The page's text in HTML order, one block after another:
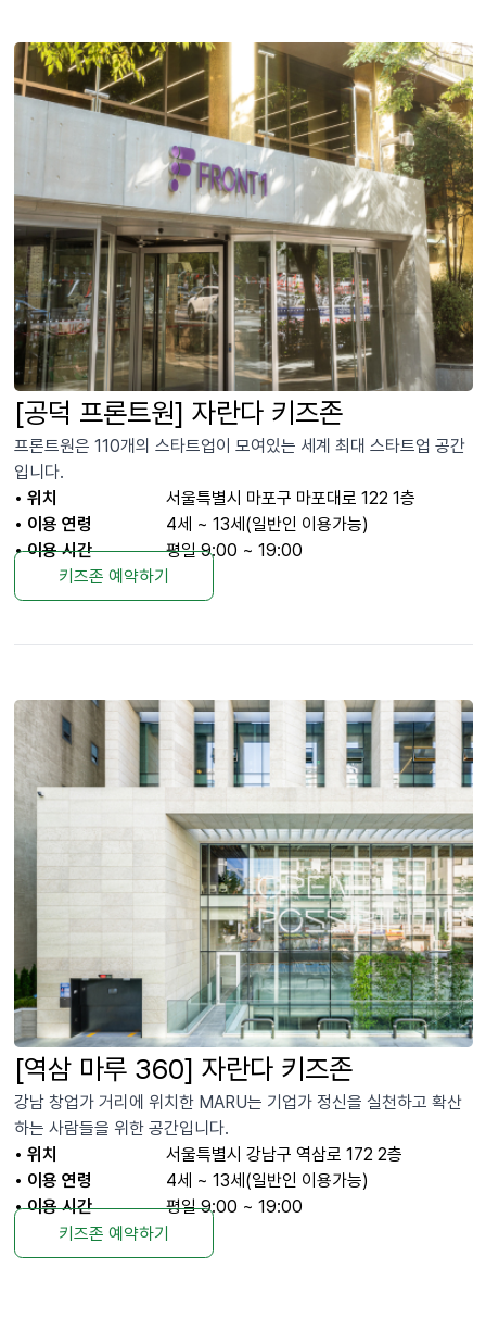
[공덕 프론트원] 자란다 키즈존
프론트원은 110개의 스타트업이 모여있는 세계 최대 스타트업 공간
입니다.
• 위치
서울특별시 마포구 마포대로 122 1층
• 이용 연령
4세 ~ 13세(일반인 이용가능)
• 이용 시간
평일 9:00 ~ 19:00
키즈존 예약하기
[역삼 마루 360] 자란다 키즈존
강남 창업가 거리에 위치한 MARU는 기업가 정신을 실천하고 확산
하는 사람들을 위한 공간입니다.
• 위치
서울특별시 강남구 역삼로 172 2층
• 이용 연령
4세 ~ 13세(일반인 이용가능)
• 이용 시간
평일 9:00 ~ 19:00
키즈존 예약하기